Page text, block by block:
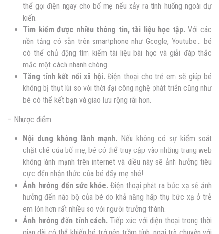
thể gọi điện ngay cho bố mẹ nếu xảy ra tình huống ngoài dự
kiến.
Tìm kiếm được nhiều thông tin, tài liệu học tập. Với các
nền tảng có sẵn trên smartphone như Google, Youtube… bé
có thể chủ động tìm kiếm tài liệu bài học và giải đáp thắc
mắc một cách nhanh chóng.
Tăng tính kết nối xã hội. Điện thoại cho trẻ em sẽ giúp bé
không bị thụt lùi so với thời đại công nghệ phát triển cũng như
bé có thể kết bạn và giao lưu rộng rãi hơn.
– Nhược điểm:
Nội dung không lành mạnh. Nếu không có sự kiểm soát
chặt chẽ của bố mẹ, bé có thể truy cập vào những trang web
không lành mạnh trên internet và điều này sẽ ảnh hưởng tiêu
cực đến nhận thức của bé đấy mẹ nhé!
Ảnh hưởng đến sức khỏe. Điện thoại phát ra bức xạ sẽ ảnh
hưởng đến não bộ của bé do khả năng hấp thụ bức xạ ở trẻ
em lớn hơn rất nhiều so với người trưởng thành.
Ảnh hưởng đến tính cách. Tiếp xúc với điện thoại trong thời